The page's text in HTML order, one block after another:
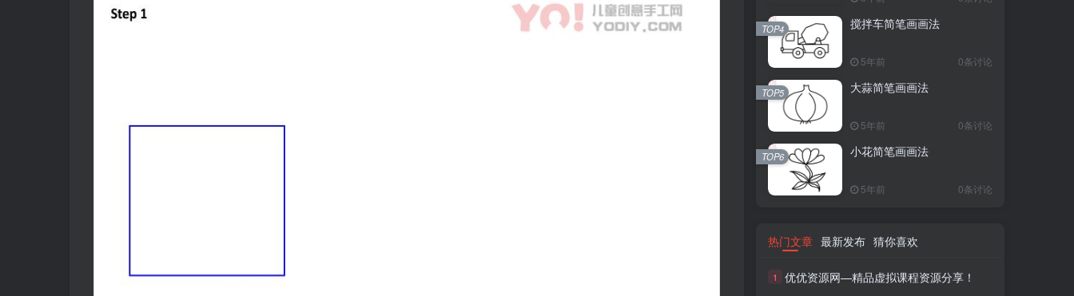
搅拌车简笔画画法
5年前 0条讨论
TOP4
大蒜简笔画画法
5年前 0条讨论
TOP5
小花简笔画画法
5年前 0条讨论
TOP6
热门文章 最新发布 猜你喜欢
1 优优资源网—精品虚拟课程资源分享！